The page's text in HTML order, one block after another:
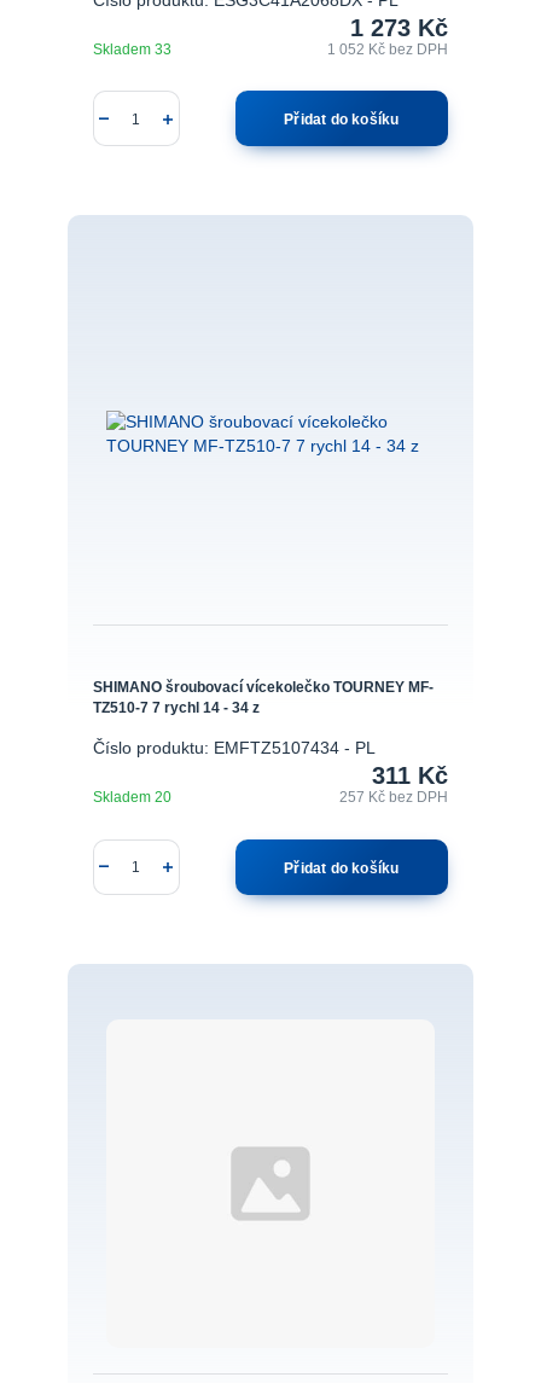
1 273 Kč
1 052 Kčbez DPH
Skladem 33
Přidat do košíku
SHIMANO šroubovací vícekolečko TOURNEY MF-
TZ510-7 7 rychl 14 - 34 z
Číslo produktu: EMFTZ5107434 - PL
311 Kč
257 Kč bez DPH
Skladem 20
Přidat do košíku